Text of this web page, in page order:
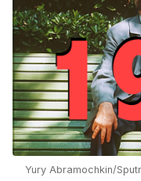
Yury Abramochkin/